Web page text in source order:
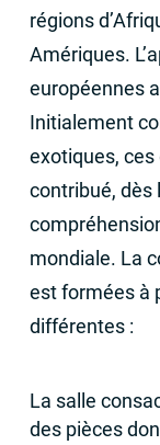
régions
Amériques.
européennes
Initialement
exotiques,
contribué, dès
mondiale. La
est formées à
différentes :
La salle
des pièces